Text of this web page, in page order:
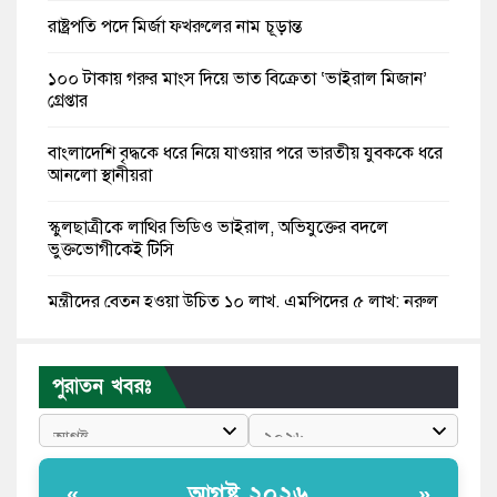
রাষ্ট্রপতি পদে মির্জা ফখরুলের নাম চূড়ান্ত
১০০ টাকায় গরুর মাংস দিয়ে ভাত বিক্রেতা ‘ভাইরাল মিজান’
গ্রেপ্তার
বাংলাদেশি বৃদ্ধকে ধরে নিয়ে যাওয়ার পরে ভারতীয় যুবককে ধরে
আনলো স্থানীয়রা
স্কুলছাত্রীকে লাথির ভিডিও ভাইরাল, অভিযুক্তের বদলে
ভুক্তভোগীকেই টিসি
মন্ত্রীদের বেতন হওয়া উচিত ১০ লাখ, এমপিদের ৫ লাখ: নুরুল
রাষ্ট্রপতি পদে প্রস্তাব পাননি ড. ইউনূস, বিএনপির বিবেচনায় মির্জা
ফখরুল
আধা কিলোমিটারের কাজ চলছে মাসের পর মাস: কুমিল্লার
পুরাতন খবরঃ